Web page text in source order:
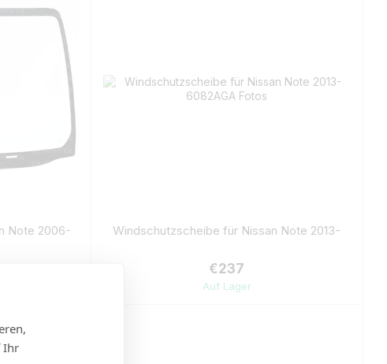
Note 2006-
Windschutzscheibe für Nissan Note 2013-
€237
Auf Lager
Ihr